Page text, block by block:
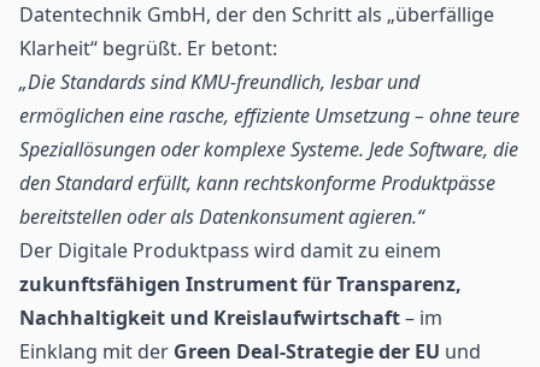
Datentechnik GmbH, der den Schritt als „überfällige
Klarheit“ begrüßt. Er betont:
„Die Standards sind KMU-freundlich, lesbar und
ermöglichen eine rasche, effiziente Umsetzung – ohne teure
Speziallösungen oder komplexe Systeme. Jede Software, die
den Standard erfüllt, kann rechtskonforme Produktpässe
bereitstellen oder als Datenkonsument agieren.“
Der Digitale Produktpass wird damit zu einem
zukunftsfähigen Instrument für Transparenz,
Nachhaltigkeit und Kreislaufwirtschaft– im
Einklang mit der Green Deal-Strategie der EU und